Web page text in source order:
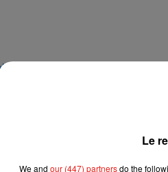
sur Instagram
in yearssss but I figured after
and hair pieces, it’s
is what I look like 85%-90% of the
chin and proud of myself for loving
way I am. �x� #ILoveMe
Le
We and our (447) partnersdo the